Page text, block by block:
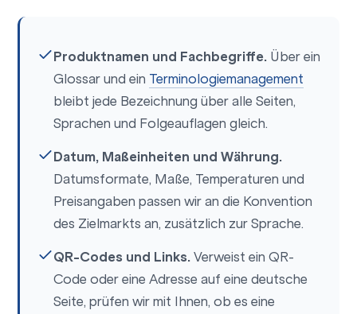
Produktnamen und Fachbegriffe. Über ein
Glossar und ein Terminologiemanagement
bleibt jede Bezeichnung über alle Seiten,
Sprachen und Folgeauflagen gleich.
Datum, Maßeinheiten und Währung.
Datumsformate, Maße, Temperaturen und
Preisangaben passen wir an die Konvention
des Zielmarkts an, zusätzlich zur Sprache.
QR-Codes und Links. Verweist ein QR-
Code oder eine Adresse auf eine deutsche
Seite, prüfen wir mit Ihnen, ob es eine